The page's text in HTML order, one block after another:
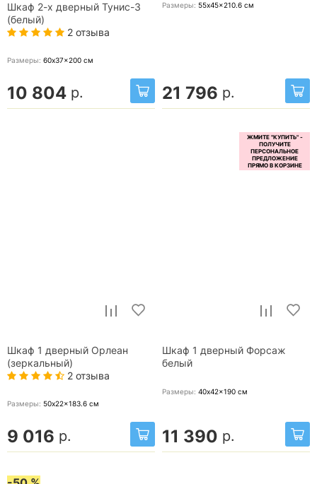
Шкаф 2-х дверный Тунис-3
(белый)
2 отзыва
Размеры: 60x37x200 см
10 804 р.
Размеры: 55x45x210.6 см
21 796 р.
Шкаф 1 дверный Орлеан
(зеркальный)
2 отзыва
Размеры: 50x22x183.6 см
9 016 р.
Шкаф 1 дверный Форсаж
белый
Размеры: 40x42x190 см
11 390 р.